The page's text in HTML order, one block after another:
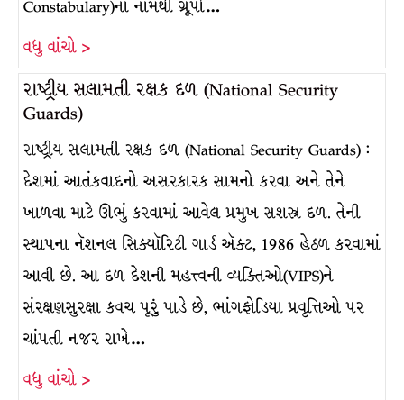
Constabulary)ના નામથી ગ્રૂપો…
વધુ વાંચો >
રાષ્ટ્રીય સલામતી રક્ષક દળ (National Security
Guards)
રાષ્ટ્રીય સલામતી રક્ષક દળ (National Security Guards) :
દેશમાં આતંકવાદનો અસરકારક સામનો કરવા અને તેને
ખાળવા માટે ઊભું કરવામાં આવેલ પ્રમુખ સશસ્ત્ર દળ. તેની
સ્થાપના નૅશનલ સિક્યૉરિટી ગાર્ડ ઍક્ટ, 1986 હેઠળ કરવામાં
આવી છે. આ દળ દેશની મહત્ત્વની વ્યક્તિઓ(VIPS)ને
સંરક્ષણસુરક્ષા કવચ પૂરું પાડે છે, ભાંગફોડિયા પ્રવૃત્તિઓ પર
ચાંપતી નજર રાખે…
વધુ વાંચો >